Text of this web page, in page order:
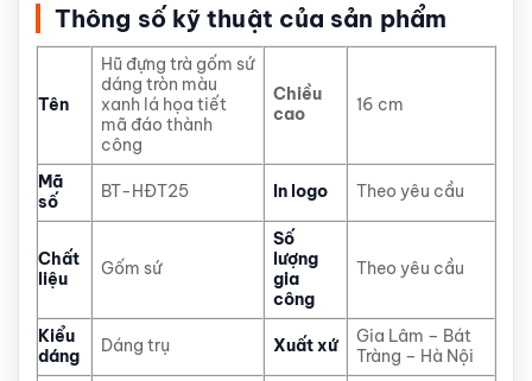
Thông số kỹ thuật của sản phẩm
Tên
Hũ đựng trà gốm sứ
dáng tròn màu
xanh lá họa tiết
mã đáo thành
công
Chiều
cao
16 cm
Mã
số
BT-HĐT25 In logo Theo yêu cầu
Chất
liệu
Gốm sứ
Số
lượng
gia
công
Theo yêu cầu
Kiểu
dáng
Dáng trụ Xuất xứ
Gia Lâm – Bát
Tràng – Hà Nội